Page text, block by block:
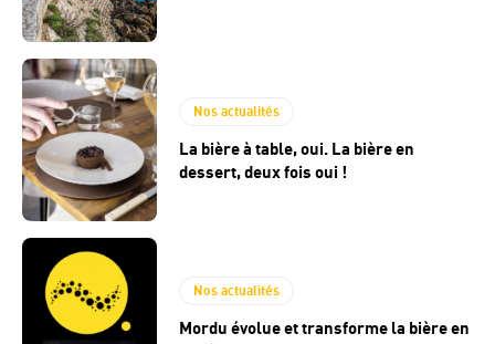
Nos actualités
La bière à table, oui. La bière en
dessert, deux fois oui !
Nos actualités
Mordu évolue et transforme la bière en